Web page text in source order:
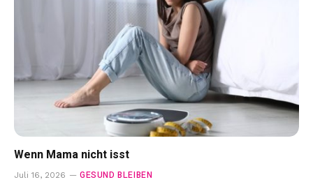
Wenn Mama nicht isst
Juli 16, 2026 GESUND BLEIBEN